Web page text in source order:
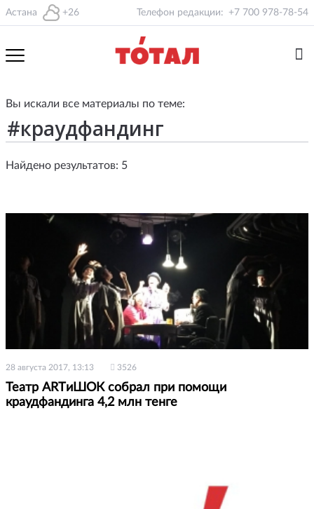
Астана +26 Телефон редакции: +7 700 978-78-54
Вы искали все материалы по теме:
Найдено результатов: 5
28 августа 2017, 13:13 3526
Театр ARTиШОК собрал при помощи
краудфандинга 4,2 млн тенге